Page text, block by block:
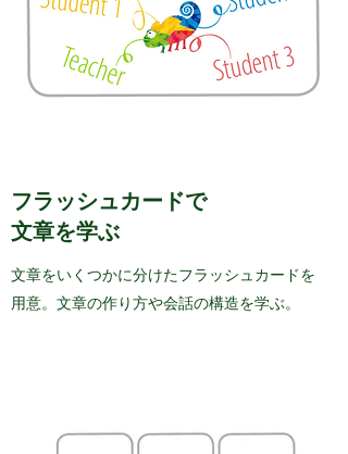
フラッシュカードで
文章を学ぶ
文章をいくつかに分けたフラッシュカードを
用意。文章の作り方や会話の構造を学ぶ。